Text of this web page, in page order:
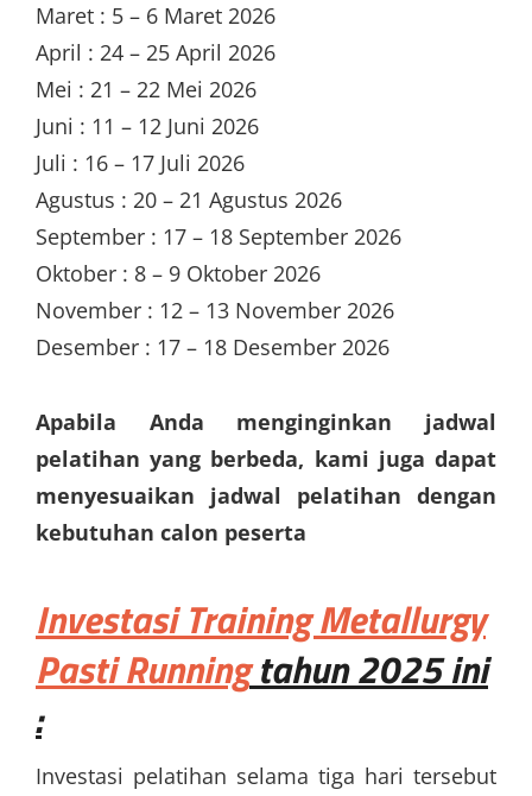
Maret : 5 – 6 Maret 2026
April : 24 – 25 April 2026
Mei : 21 – 22 Mei 2026
Juni : 11 – 12 Juni 2026
Juli : 16 – 17 Juli 2026
Agustus : 20 – 21 Agustus 2026
September : 17 – 18 September 2026
Oktober : 8 – 9 Oktober 2026
November : 12 – 13 November 2026
Desember : 17 – 18 Desember 2026
Apabila Anda menginginkan jadwal
pelatihan yang berbeda, kami juga dapat
menyesuaikan jadwal pelatihan dengan
kebutuhan calon peserta
Investasi Training Metallurgy
Pasti Running tahun 2025 ini
:
Investasi pelatihan selama tiga hari tersebut